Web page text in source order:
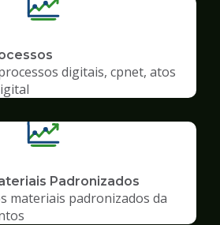
digitais, cpnet, atos
Padronizados
materiais padronizados da